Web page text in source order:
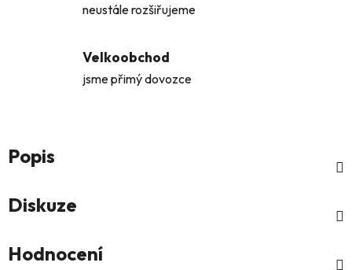
neustále rozšiřujeme
Velkoobchod
jsme přimý dovozce
Popis
Diskuze
Hodnocení